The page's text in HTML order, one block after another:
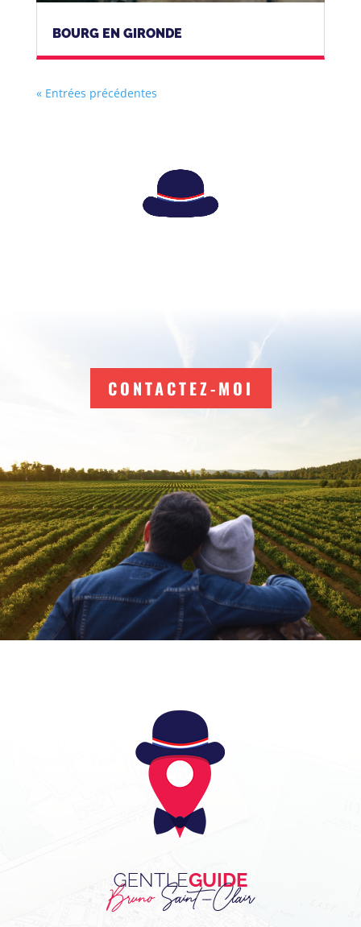
BOURG EN GIRONDE
« Entrées précédentes
CONTACTEZ-MOI